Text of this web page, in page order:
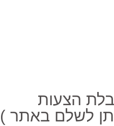
הצעות
לשלם באתר )